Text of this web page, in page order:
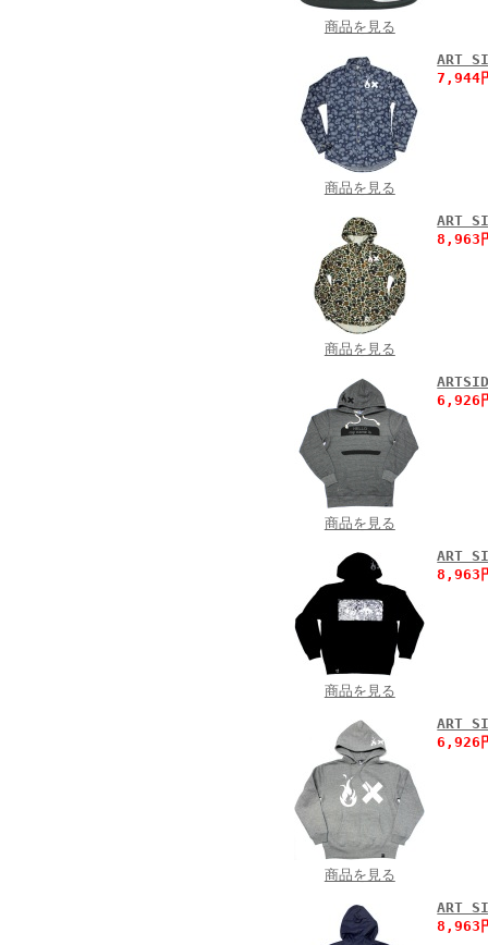
商品を見る
商品を見る
ART
7,944
商品を見る
ART
8,963
商品を見る
6,926
商品を見る
ART
8,963
商品を見る
ART
6,926
ART
8,963